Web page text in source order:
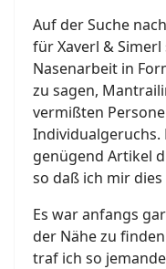
Auf der Suche
für Xaverl &
Nasenarbeit in
zu sagen,
vermißten
Individualgeruchs.
genügend Artikel
so daß ich mir
Es war anfangs
der Nähe zu
traf ich so